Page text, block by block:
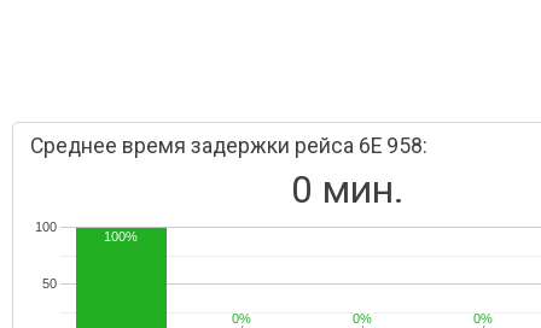
Среднее время задержки рейса 6E 958:
0 мин.
50
100
100%
0%
0% 0%
0% 0%
0%